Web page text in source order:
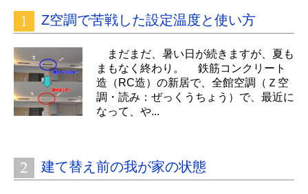
Z空調で苦戦した設定温度と使い方
まだまだ、暑い日が続きますが、夏も
まもなく終わり。 鉄筋コンクリート
造（RC造）の新居で、全館空調（Ｚ空
調・読み：ぜっくうちょう）で、最近に
なって、や...
建て替え前の我が家の状態